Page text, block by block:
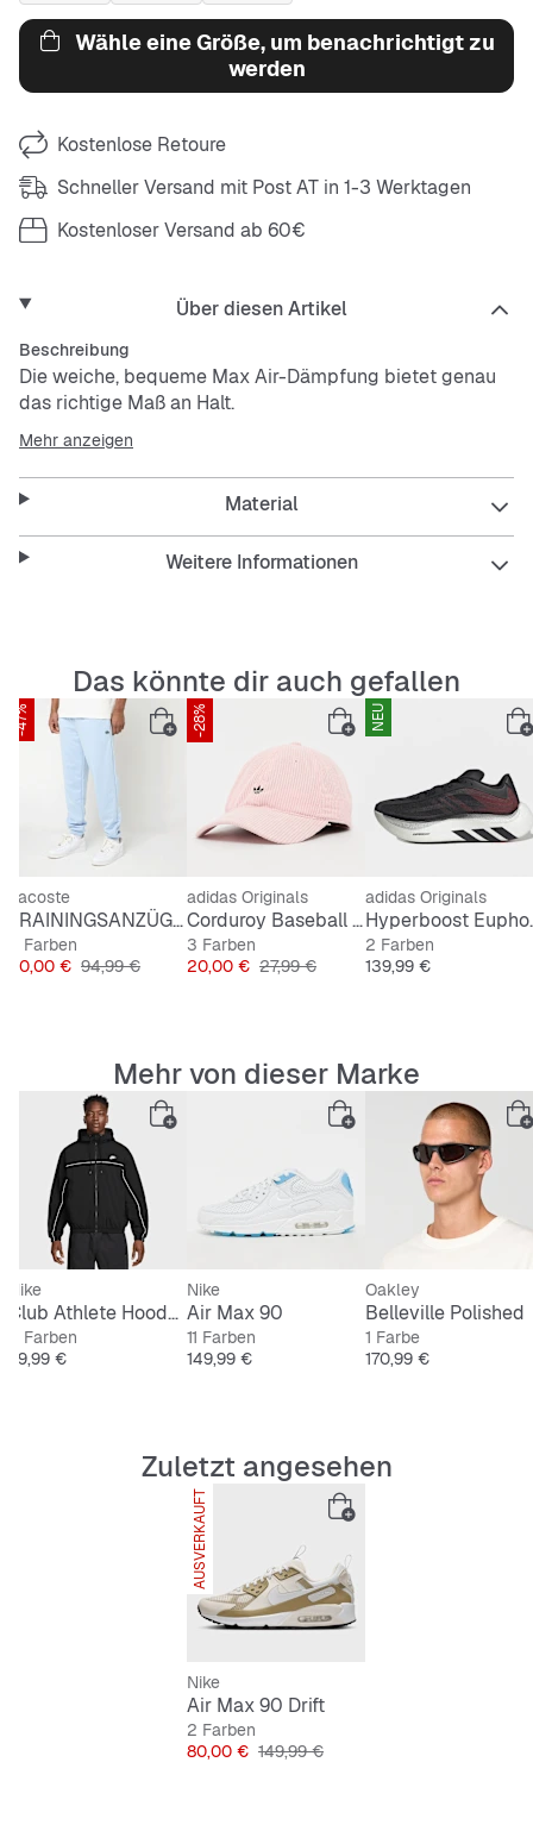
Wähle eine Größe, um benachrichtigt zu
werden
Kostenlose Retoure
Schneller Versand mit Post AT in 1-3 Werktagen
Kostenloser Versand ab 60€
Über diesen Artikel
Beschreibung
Die weiche, bequeme Max Air-Dämpfung bietet genau
das richtige Maß an Halt.
Mehr anzeigen
Material
Weitere Informationen
Das könnte dir auch gefallen
-47%
Lacoste
TRAININGSANZÜGE Hos./Zus.
3 Farben
Preis
50,00 € Originalpreis
94,99 €
-28%
adidas Originals
Corduroy Baseball Cap
3 Farben
Preis
20,00 € Originalpreis
27,99 €
NEU
adidas Originals
2 Farben
Preis
139,99 €
Mehr von dieser Marke
Nike
Club Athlete Hooded Jacket
4 Farben
Preis
89,99 €
Nike
Air Max 90
11 Farben
Preis
149,99 €
Oakley
Belleville Polished
1 Farbe
Preis
170,99 €
Zuletzt angesehen
AUSVERKAUFT
Nike
Air Max 90 Drift
2 Farben
Preis
80,00 € Originalpreis
149,99 €